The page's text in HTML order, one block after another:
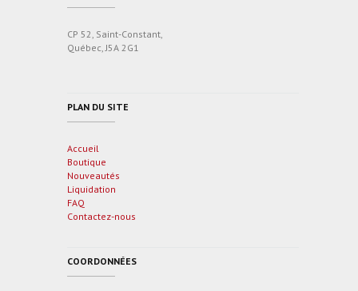
CP 52, Saint-Constant,
Québec, J5A 2G1
PLAN DU SITE
Accueil
Boutique
Nouveautés
Liquidation
FAQ
Contactez-nous
COORDONNÉES